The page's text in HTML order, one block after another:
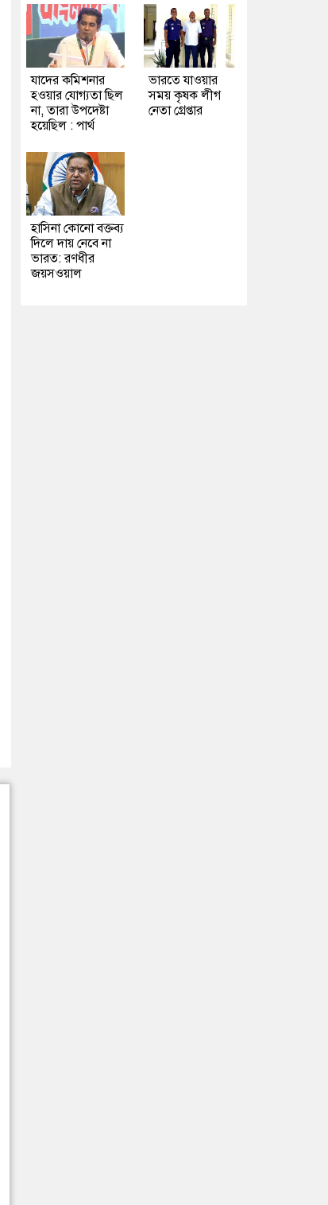
যাদের কমিশনার
হওয়ার যোগ্যতা ছিল
না, তারা উপদেষ্টা
হয়েছিল : পার্থ
ভারতে যাওয়ার
সময় কৃষক লীগ
নেতা গ্রেপ্তার
হাসিনা কোনো বক্তব্য
দিলে দায় নেবে না
ভারত: রণধীর
জয়সওয়াল